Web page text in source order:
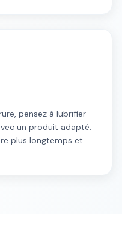
pensez à lubrifier
un produit adapté.
plus longtemps et